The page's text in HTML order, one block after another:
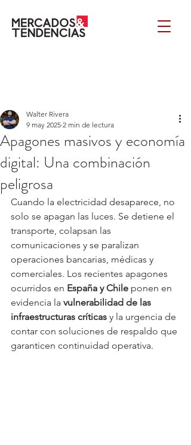
Apagones masivos y economía
digital: Una combinación
peligrosa
Walter Rivera
9 may 2025 2 min de lectura
Cuando la electricidad desaparece, no
solo se apagan las luces. Se detiene el
transporte, colapsan las
comunicaciones y se paralizan
operaciones bancarias, médicas y
comerciales. Los recientes apagones
ocurridos en España y Chile ponen en
evidencia la vulnerabilidad de las
infraestructuras críticas y la urgencia de
contar con soluciones de respaldo que
garanticen continuidad operativa.